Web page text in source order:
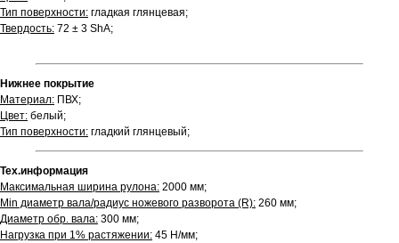
Тип поверхности: гладкая глянцевая;
Твердость: 72 ± 3 ShA;
Нижнее покрытие
Материал: ПВХ;
Цвет: белый;
Тип поверхности: гладкий глянцевый;
Тех.информация
Максимальная ширина рулона: 2000 мм;
Min диаметр вала/радиус ножевого разворота (R): 260 мм;
Диаметр обр. вала: 300 мм;
Нагрузка при 1% растяжении: 45 Н/мм;